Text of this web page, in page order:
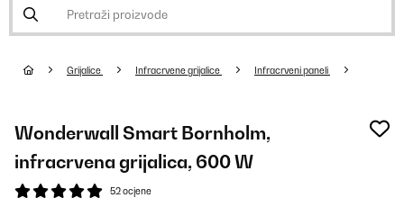
Grijalice Infracrvene grijalice Infracrveni paneli
Wonderwall Smart Bornholm,
infracrvena grijalica, 600 W
52 ocjene